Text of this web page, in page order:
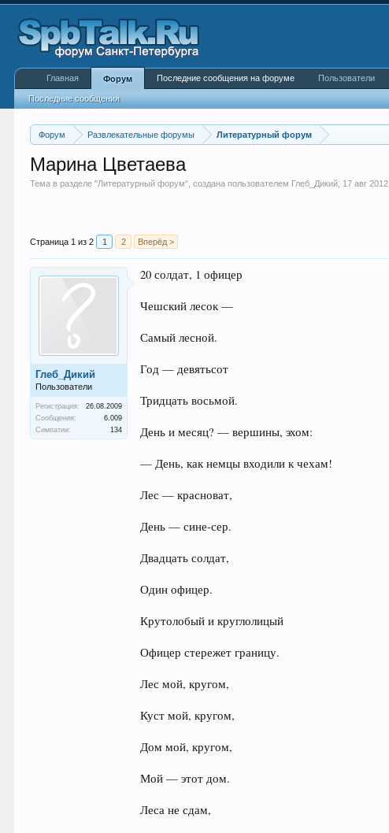
Форум Развлекательные форумы Литературный форум
Марина Цветаева
Тема в разделе "Литературный форум", создана пользователем Глеб_Дикий 17 авг 2012
Страница 1 из 2 1 2 Вперёд >
Глеб_Дикий
Пользователи
Регистрация:
26.08.2009
Сообщения:
6.009
Симпатии:
134
20 солдат, 1 офицер
Чешский лесок —
Самый лесной.
Год — девятьсот
Тридцать восьмой.
День и месяц? — вершины, эхом:
— День, как немцы входили к чехам!
Лес — красноват,
День — сине-сер.
Двадцать солдат,
Один офицер.
Крутолобый и круглолицый
Офицер стережет границу.
Лес мой, кругом,
Куст мой, кругом,
Дом мой, кругом,
Мой — этот дом.
Леса не сдам,
Главная Форум
Последние сообщения
Последние сообщения на форуме Пользователи